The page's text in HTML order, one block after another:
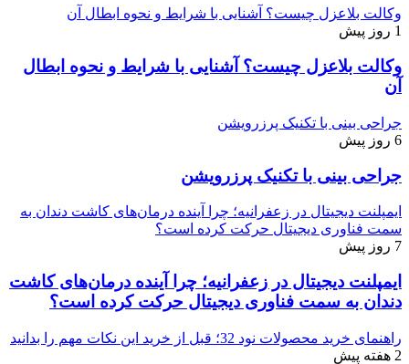
وکالت بلاعزل چیست؟ آشنایی با شرایط و نحوه ابطال آن
1 روز پیش
وکالت بلاعزل چیست؟ آشنایی با شرایط و نحوه ابطال
آن
جراحی بینی با تکنیک پرزرویشن
6 روز پیش
جراحی بینی با تکنیک پرزرویشن
ایمپلنت دیجیتال در زعفرانیه؛ چرا آینده درمان‌های کاشت دندان به
سمت فناوری دیجیتال حرکت کرده است؟
7 روز پیش
ایمپلنت دیجیتال در زعفرانیه؛ چرا آینده درمان‌های کاشت
دندان به سمت فناوری دیجیتال حرکت کرده است؟
راهنمای خرید محصولات نود 32؛ قبل از خرید این نکات مهم را بدانید
2 هفته پیش